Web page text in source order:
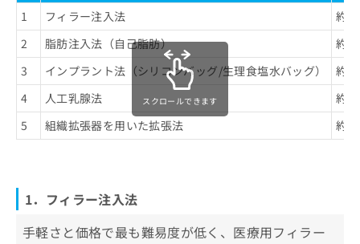
1
フィラー注入法
約
2
脂肪注入法（自己脂肪）
約
3
インプラント法（シリコンバッグ/生理食塩水バッグ）
約
4
人工乳腺法
約
5
組織拡張器を用いた拡張法 約
スクロールできます
1．フィラー注入法
手軽さと価格で最も難易度が低く、医療用フィラー